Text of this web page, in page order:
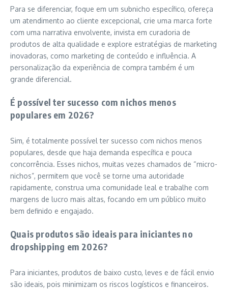
Para se diferenciar, foque em um subnicho específico, ofereça
um atendimento ao cliente excepcional, crie uma marca forte
com uma narrativa envolvente, invista em curadoria de
produtos de alta qualidade e explore estratégias de marketing
inovadoras, como marketing de conteúdo e influência. A
personalização da experiência de compra também é um
grande diferencial.
É possível ter sucesso com nichos menos
populares em 2026?
Sim, é totalmente possível ter sucesso com nichos menos
populares, desde que haja demanda específica e pouca
concorrência. Esses nichos, muitas vezes chamados de “micro-
nichos”, permitem que você se torne uma autoridade
rapidamente, construa uma comunidade leal e trabalhe com
margens de lucro mais altas, focando em um público muito
bem definido e engajado.
Quais produtos são ideais para iniciantes no
dropshipping em 2026?
Para iniciantes, produtos de baixo custo, leves e de fácil envio
são ideais, pois minimizam os riscos logísticos e financeiros.